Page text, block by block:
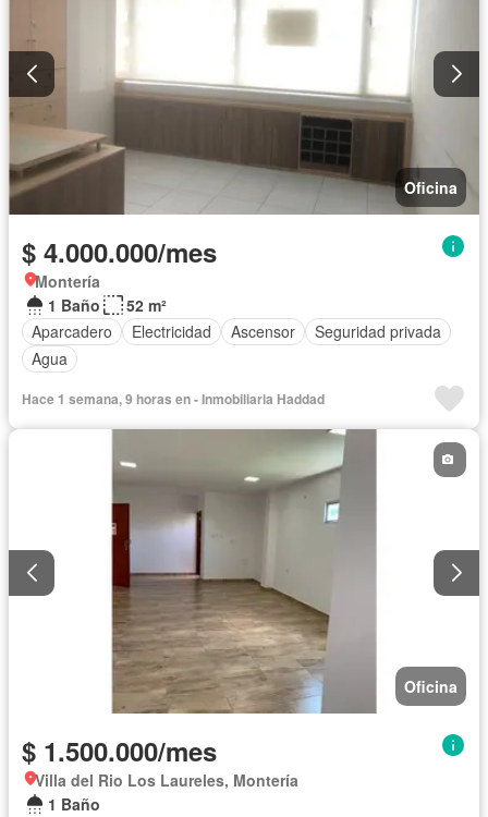
Oficina
$ 4.000.000/mes
Montería
1 Baño
52 m²
Aparcadero
Electricidad Ascensor
Seguridad privada
Agua
Hace 1 semana, 9 horas en - Inmobiliaria Haddad
Oficina
$ 1.500.000/mes
Villa del Rio Los Laureles, Montería
1 Baño